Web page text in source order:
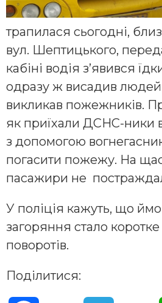
трапилася сьогодні,
вул. Шептицького,
кабіні водія з’явився
одразу ж висадив
викликав пожежників.
як приїхали ДСНС-ники
з допомогою
погасити пожежу. На
пасажири не
У поліція кажуть, що
загоряння стало
поворотів.
Поділитися: